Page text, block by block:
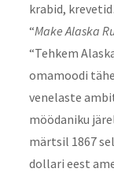
krabid,
“Make Alaska
“Tehkem
omamoodi
venelaste
möödaniku
märtsil 1867
dollari eest